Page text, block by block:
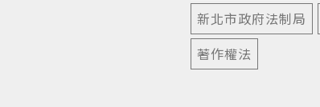
新北市政府法制局
著作權法